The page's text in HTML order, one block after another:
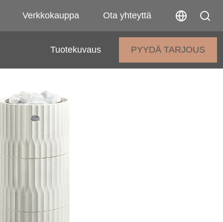
Verkkokauppa Ota yhteyttä
Tuotekuvaus PYYDÄ TARJOUS